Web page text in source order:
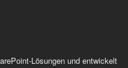
Lösungen und entwickelt